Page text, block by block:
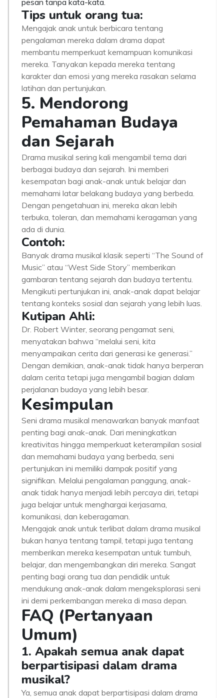
pesan tanpa kata-kata.
Tips untuk orang tua:
Mengajak anak untuk berbicara tentang
pengalaman mereka dalam drama dapat
membantu memperkuat kemampuan komunikasi
mereka. Tanyakan kepada mereka tentang
karakter dan emosi yang mereka rasakan selama
latihan dan pertunjukan.
5. Mendorong
Pemahaman Budaya
dan Sejarah
Drama musikal sering kali mengambil tema dari
berbagai budaya dan sejarah. Ini memberi
kesempatan bagi anak-anak untuk belajar dan
memahami latar belakang budaya yang berbeda.
Dengan pengetahuan ini, mereka akan lebih
terbuka, toleran, dan memahami keragaman yang
ada di dunia.
Contoh:
Banyak drama musikal klasik seperti “The Sound of
Music” atau “West Side Story” memberikan
gambaran tentang sejarah dan budaya tertentu.
Mengikuti pertunjukan ini, anak-anak dapat belajar
tentang konteks sosial dan sejarah yang lebih luas.
Kutipan Ahli:
Dr. Robert Winter, seorang pengamat seni,
menyatakan bahwa “melalui seni, kita
menyampaikan cerita dari generasi ke generasi.”
Dengan demikian, anak-anak tidak hanya berperan
dalam cerita tetapi juga mengambil bagian dalam
perjalanan budaya yang lebih besar.
Kesimpulan
Seni drama musikal menawarkan banyak manfaat
penting bagi anak-anak. Dari meningkatkan
kreativitas hingga memperkuat keterampilan sosial
dan memahami budaya yang berbeda, seni
pertunjukan ini memiliki dampak positif yang
signifikan. Melalui pengalaman panggung, anak-
anak tidak hanya menjadi lebih percaya diri, tetapi
juga belajar untuk menghargai kerjasama,
komunikasi, dan keberagaman.
Mengajak anak untuk terlibat dalam drama musikal
bukan hanya tentang tampil, tetapi juga tentang
memberikan mereka kesempatan untuk tumbuh,
belajar, dan mengembangkan diri mereka. Sangat
penting bagi orang tua dan pendidik untuk
mendukung anak-anak dalam mengeksplorasi seni
ini demi perkembangan mereka di masa depan.
FAQ (Pertanyaan
Umum)
1. Apakah semua anak dapat
berpartisipasi dalam drama
musikal?
Ya, semua anak dapat berpartisipasi dalam drama